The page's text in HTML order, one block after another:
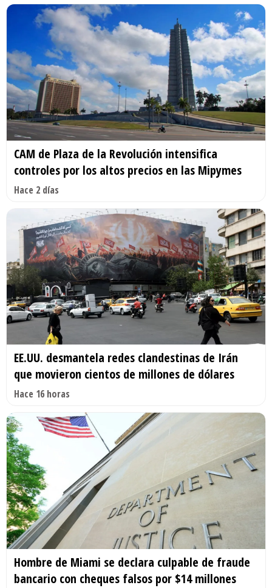
CAM de Plaza de la Revolución intensifica
controles por los altos precios en las Mipymes
Hace 2 días
EE.UU. desmantela redes clandestinas de Irán
que movieron cientos de millones de dólares
Hace 16 horas
Hombre de Miami se declara culpable de fraude
bancario con cheques falsos por $14 millones